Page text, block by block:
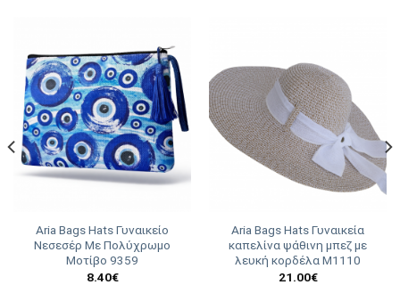
Aria Bags Hats Γυναικείο
Νεσεσέρ Με Πολύχρωμο
Μοτίβο 9359
8.40€
Aria Bags Hats Γυναικεία
καπελίνα ψάθινη μπεζ με
λευκή κορδέλα M1110
21.00€